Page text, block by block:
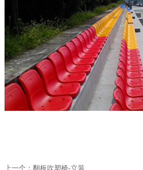
上一个： 翻板吹塑椅-立装